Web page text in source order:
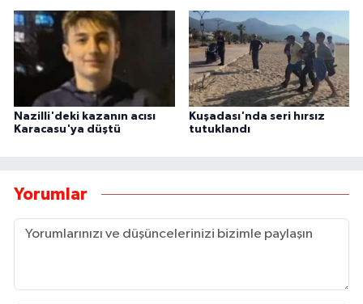
Nazilli'deki kazanın acısı
Karacasu'ya düştü
Kuşadası'nda seri hırsız
tutuklandı
Yorumlar